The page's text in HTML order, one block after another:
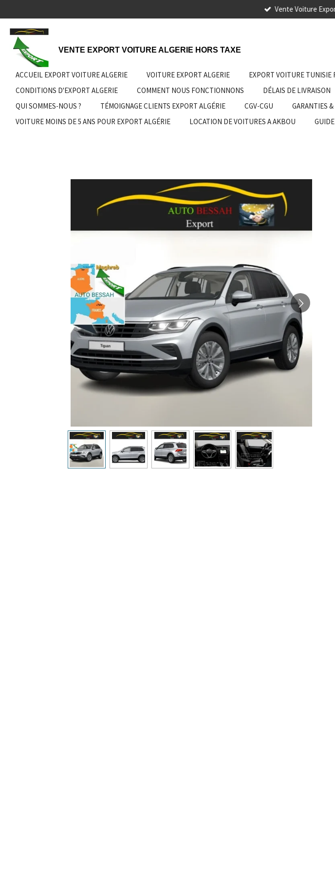
au
contenu
principal
Vente Voiture
VENTE EXPORT VOITURE ALGERIE HORS TAXE
ACCUEIL EXPORT VOITURE ALGERIE VOITURE EXPORT ALGERIE EXPORT VOITURE TUNISIE
CONDITIONS D'EXPORT ALGERIE
COMMENT NOUS FONCTIONNONS DÉLAIS DE LIVRAISON
QUI SOMMES-NOUS ?
TÉMOIGNAGE CLIENTS EXPORT ALGÉRIE CGV-CGU GARANTIES
VOITURE MOINS DE 5 ANS POUR EXPORT ALGÉRIE
LOCATION DE VOITURES A AKBOU